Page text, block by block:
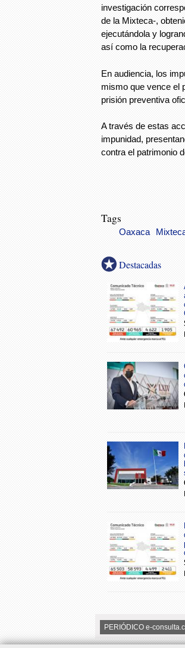
investigación
de la Mixteca-,
ejecutándola y
así como la
En audiencia, los
mismo que vence el
prisión preventiva
A través de estas
impunidad,
contra el patrimonio
Tags
Oaxaca
Destacadas
PERIÓDICO e-